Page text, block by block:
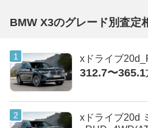
BMW X3のグレード別査定
xドライブ
312.7〜365.1
xドライブ20d